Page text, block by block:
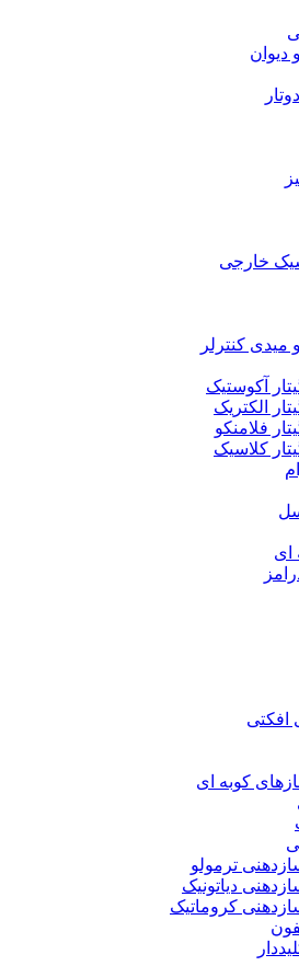
دیوان
خارجی
میدی کنترلر
آکوستیک
الکتریک
فلامنکو
کلاسیک
ای
افکتی
کوبه ای
ترمولو
دیاتونیک
کروماتیک